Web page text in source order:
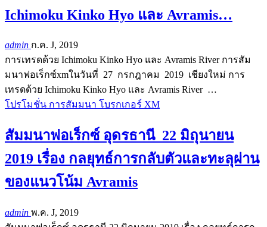
Ichimoku Kinko Hyo และ Avramis…
admin ก.ค. J, 2019
การเทรดด้วย Ichimoku Kinko Hyo และ Avramis River การสัม
มนาฟอเร็กซ์xmในวันที่ 27 กรกฎาคม 2019 เชียงใหม่ การ
เทรดด้วย Ichimoku Kinko Hyo และ Avramis River …
โปรโมชั่น การสัมมนา โบรกเกอร์ XM
สัมมนาฟอเร็กซ์ อุดรธานี 22 มิถุนายน
2019 เรื่อง กลยุทธ์การกลับตัวและทะลุผ่าน
ของแนวโน้ม Avramis
admin พ.ค. J, 2019